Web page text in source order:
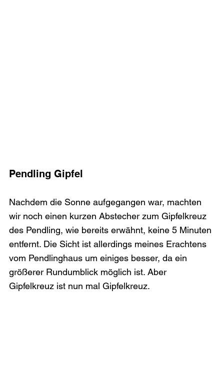
Pendling Gipfel
Nachdem die Sonne aufgegangen war, machten
wir noch einen kurzen Abstecher zum Gipfelkreuz
des Pendling, wie bereits erwähnt, keine 5 Minuten
entfernt. Die Sicht ist allerdings meines Erachtens
vom Pendlinghaus um einiges besser, da ein
größerer Rundumblick möglich ist. Aber
Gipfelkreuz ist nun mal Gipfelkreuz.